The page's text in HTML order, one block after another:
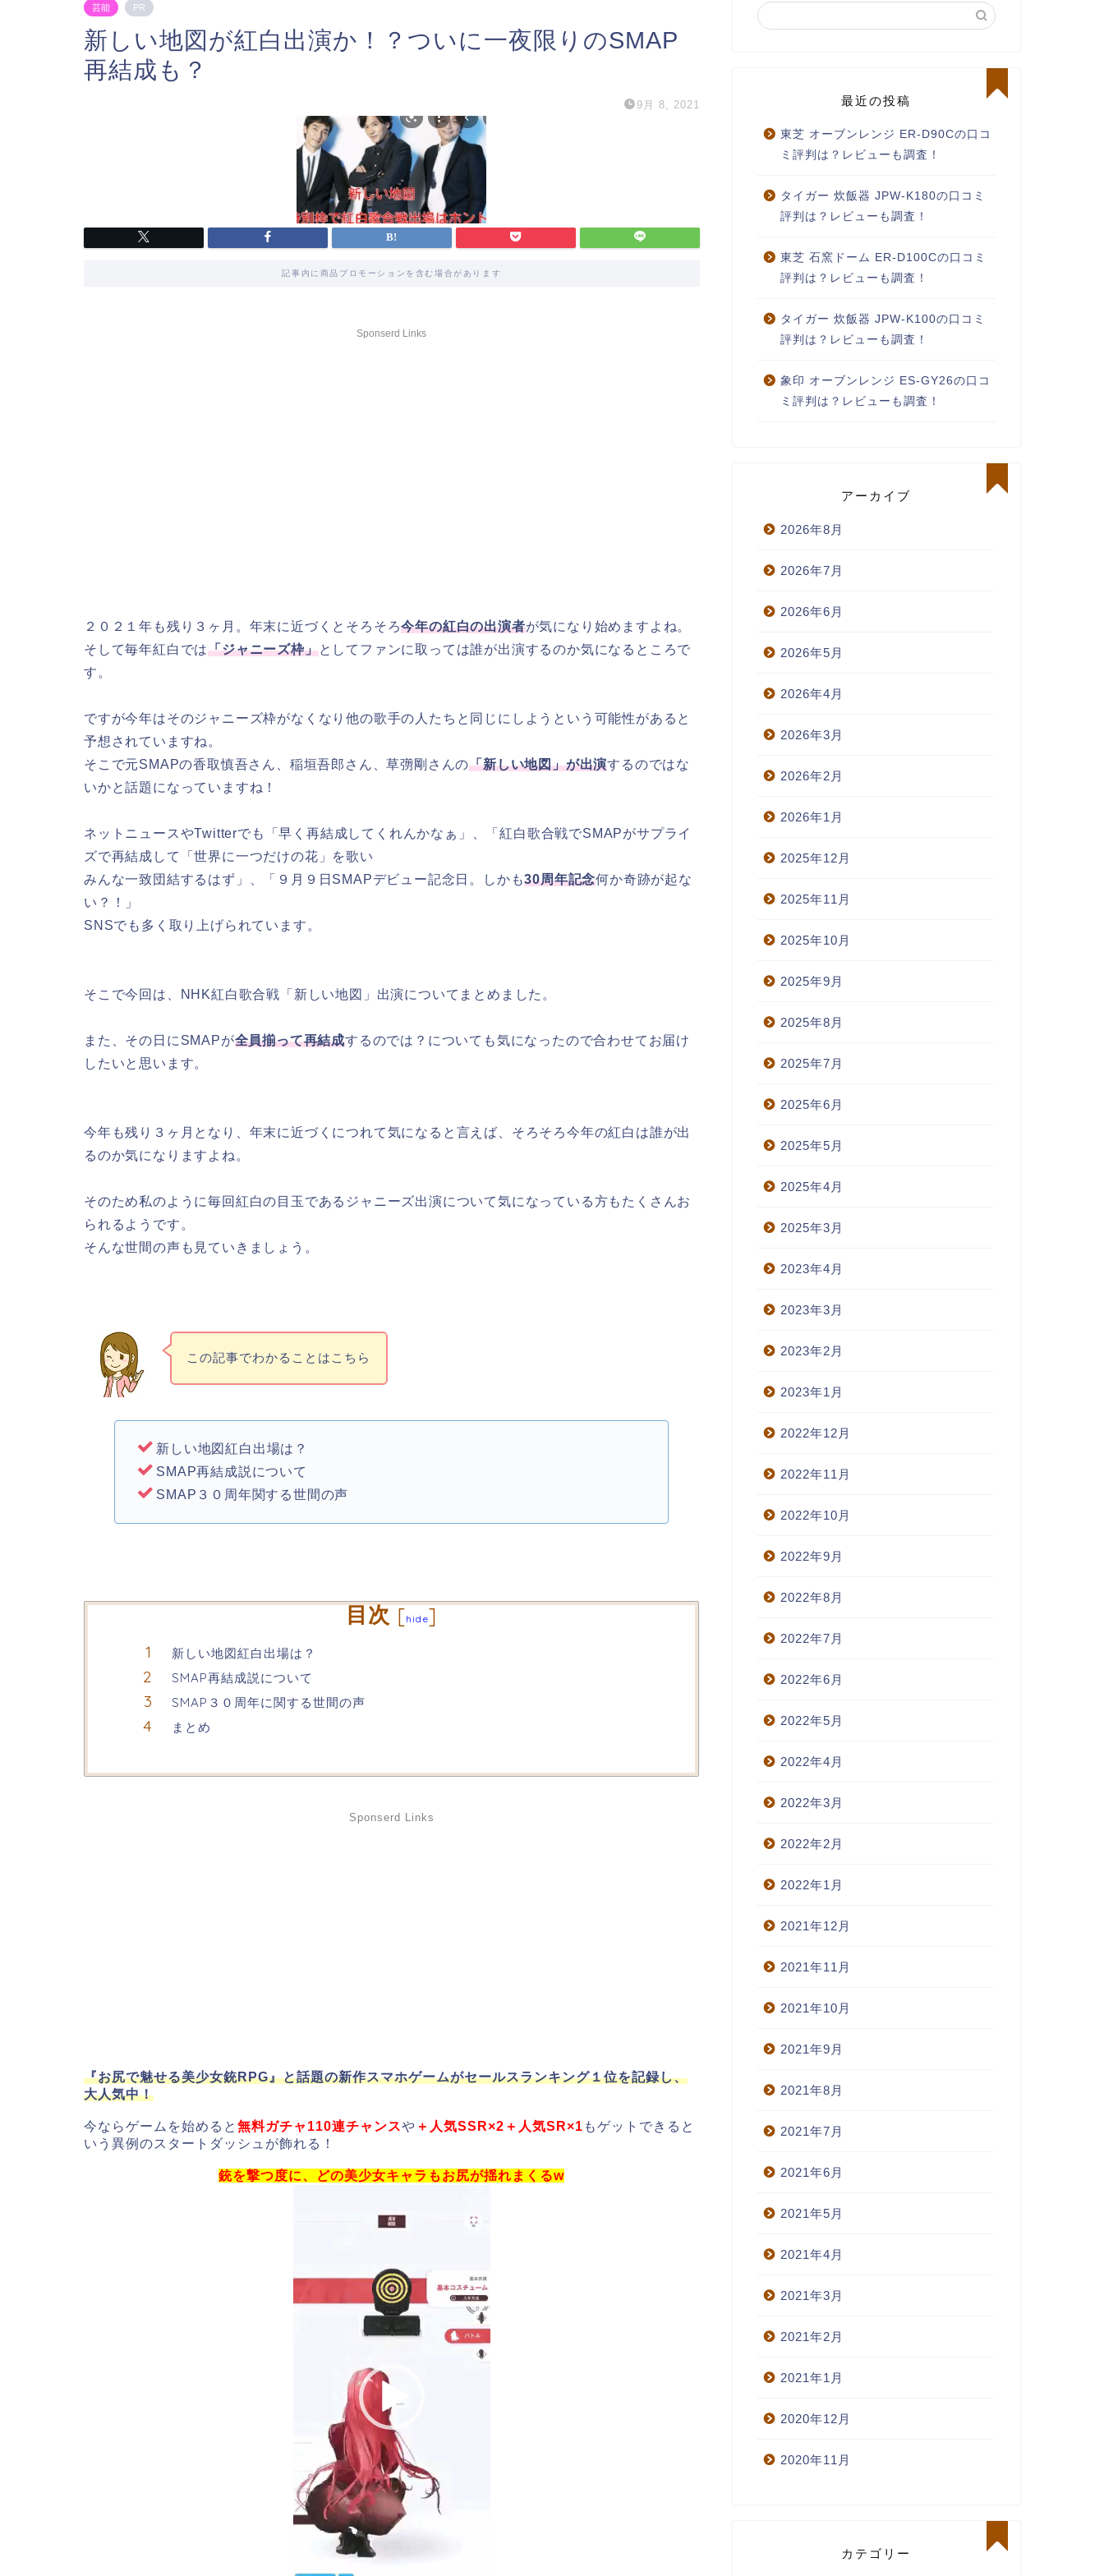
芸能 PR
新しい地図が紅白出演か！？ついに一夜限りのSMAP
再結成も？
9月 8, 2021
記事内に商品プロモーションを含む場合があります
Sponserd Links
２０２１年も残り３ヶ月。年末に近づくとそろそろ今年の紅白の出演者が気になり始めますよね。
そして毎年紅白では「ジャニーズ枠」としてファンに取っては誰が出演するのか気になるところで
す。
ですが今年はそのジャニーズ枠がなくなり他の歌手の人たちと同じにしようという可能性があると
予想されていますね。
そこで元SMAPの香取慎吾さん、稲垣吾郎さん、草彅剛さんの「新しい地図」が出演するのではな
いかと話題になっていますね！
ネットニュースやTwitterでも「早く再結成してくれんかなぁ」、「紅白歌合戦でSMAPがサプライ
ズで再結成して「世界に一つだけの花」を歌い
みんな一致団結するはず」、「９月９日SMAPデビュー記念日。しかも30周年記念何か奇跡が起な
い？！」
SNSでも多く取り上げられています。
そこで今回は、NHK紅白歌合戦「新しい地図」出演についてまとめました。
また、その日にSMAPが全員揃って再結成するのでは？についても気になったので合わせてお届け
したいと思います。
今年も残り３ヶ月となり、年末に近づくにつれて気になると言えば、そろそろ今年の紅白は誰が出
るのか気になりますよね。
そのため私のように毎回紅白の目玉であるジャニーズ出演について気になっている方もたくさんお
られるようです。
そんな世間の声も見ていきましょう。
この記事でわかることはこちら
新しい地図紅白出場は？
SMAP再結成説について
SMAP３０周年関する世間の声
目次 [hide]
新しい地図紅白出場は？
SMAP再結成説について
SMAP３０周年に関する世間の声
まとめ
Sponserd Links
『お尻で魅せる美少女銃RPG』と話題の新作スマホゲームがセールスランキング１位を記録し、
大人気中！
今ならゲームを始めると 無料ガチャ110連チャンスや ＋人気SSR×2＋人気SR×1 もゲットできると
いう異例のスタートダッシュが飾れる！
銃を撃つ度に、どの美少女キャラもお尻が揺れまくるw
プ
ヤ
ー
最近の投稿
東芝 オーブンレンジ ER-D90Cの口コ
ミ評判は？レビューも調査！
タイガー 炊飯器 JPW-K180の口コミ
評判は？レビューも調査！
東芝 石窯ドーム ER-D100Cの口コミ
評判は？レビューも調査！
タイガー 炊飯器 JPW-K100の口コミ
評判は？レビューも調査！
象印 オーブンレンジ ES-GY26の口コ
ミ評判は？レビューも調査！
アーカイブ
2026年8月
2026年7月
2026年6月
2026年5月
2026年4月
2026年3月
2026年2月
2026年1月
2025年12月
2025年11月
2025年10月
2025年9月
2025年8月
2025年7月
2025年6月
2025年5月
2025年4月
2025年3月
2023年4月
2023年3月
2023年2月
2023年1月
2022年12月
2022年11月
2022年10月
2022年9月
2022年8月
2022年7月
2022年6月
2022年5月
2022年4月
2022年3月
2022年2月
2022年1月
2021年12月
2021年11月
2021年10月
2021年9月
2021年8月
2021年7月
2021年6月
2021年5月
2021年4月
2021年3月
2021年2月
2021年1月
2020年12月
2020年11月
カテゴリー